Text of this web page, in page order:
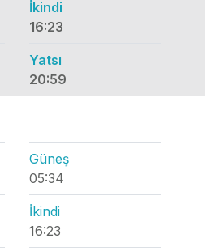
İkindi
16:23
Yatsı
20:59
Güneş
05:34
İkindi
16:23